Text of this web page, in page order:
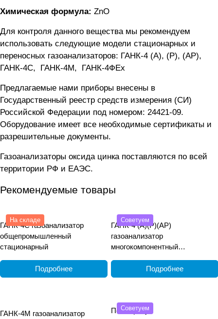
Химическая формула: ZnO
Для контроля данного вещества мы рекомендуем
использовать следующие модели стационарных и
переносных газоанализаторов: ГАНК-4 (А), (Р), (АР),
ГАНК-4C, ГАНК-4М, ГАНК-4ФEx
Предлагаемые нами приборы внесены в
Государственный реестр средств измерения (СИ)
Российской Федерации под номером: 24421-09.
Оборудование имеет все необходимые сертификаты и
разрешительные документы.
Газоанализаторы оксида цинка поставляются по всей
территории РФ и ЕАЭС.
Рекомендуемые товары
На складе
ГАНК-4С газоанализатор
общепромышленный
стационарный
Подробнее
Советуем
ГАНК-4 (А)(Р)(АР)
газоанализатор
многокомпонентный
переноснойПодробнее
ГАНК-4М газоанализатор
Советуем
По запросу